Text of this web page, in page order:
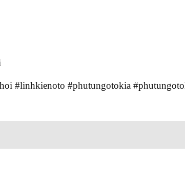
#linhkienoto #phutungotokia